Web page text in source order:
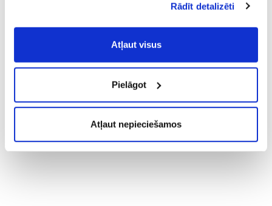
Vispārīgiem vietnes lietošanas
noteikumiem(saīsināti - VVLN).
Rādīt detalizēti
Atļaut visus
Pielāgot
Atļaut nepieciešamos